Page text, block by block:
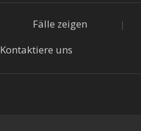
Fälle zeigen |
Kontaktiere uns